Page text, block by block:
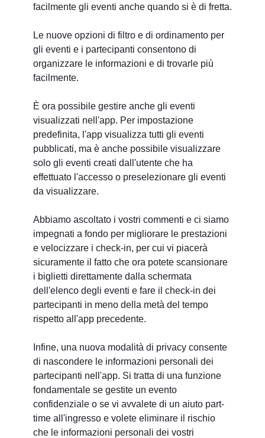
facilmente gli eventi anche quando si è di fretta.
Le nuove opzioni di filtro e di ordinamento per
gli eventi e i partecipanti consentono di
organizzare le informazioni e di trovarle più
facilmente.
È ora possibile gestire anche gli eventi
visualizzati nell'app. Per impostazione
predefinita, l'app visualizza tutti gli eventi
pubblicati, ma è anche possibile visualizzare
solo gli eventi creati dall'utente che ha
effettuato l'accesso o preselezionare gli eventi
da visualizzare.
Abbiamo ascoltato i vostri commenti e ci siamo
impegnati a fondo per migliorare le prestazioni
e velocizzare i check-in, per cui vi piacerà
sicuramente il fatto che ora potete scansionare
i biglietti direttamente dalla schermata
dell'elenco degli eventi e fare il check-in dei
partecipanti in meno della metà del tempo
rispetto all'app precedente.
Infine, una nuova modalità di privacy consente
di nascondere le informazioni personali dei
partecipanti nell'app. Si tratta di una funzione
fondamentale se gestite un evento
confidenziale o se vi avvalete di un aiuto part-
time all'ingresso e volete eliminare il rischio
che le informazioni personali dei vostri